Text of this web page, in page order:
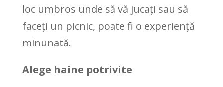
loc umbros unde să vă jucați sau să
faceți un picnic, poate fi o experiență
minunată.
Alege haine potrivite